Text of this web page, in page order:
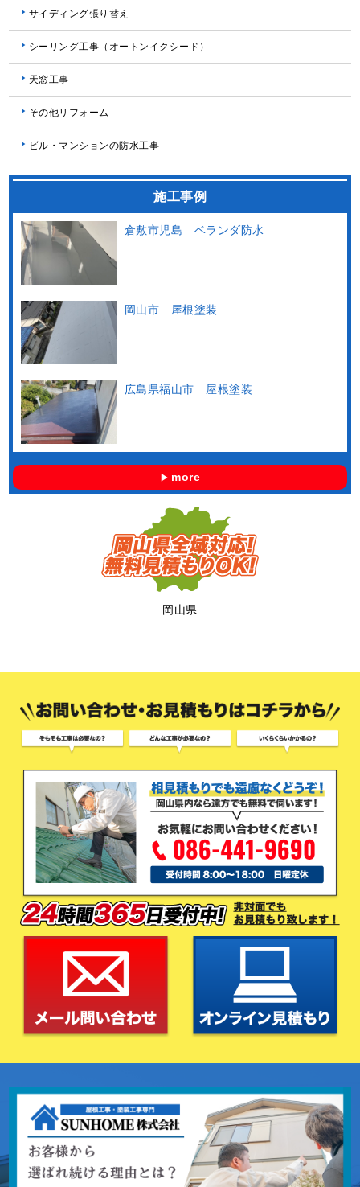
サイディング張り替え
シーリング工事（オートンイクシード）
天窓工事
その他リフォーム
ビル・マンションの防水工事
施工事例
倉敷市児島 ベランダ防水
岡山市 屋根塗装
広島県福山市 屋根塗装
more
岡山県